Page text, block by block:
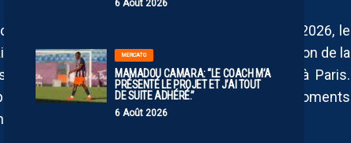
6 Août 2026
MERCATO
MAMADOU CAMARA: “LE COACH M’A
PRÉSENTÉ LE PROJET ET J’AI TOUT
DE SUITE ADHÉRÉ.”
6 Août 2026
des trophées UNFP du lundi 11 mai 2026, le
sera à l’honneur le lundi 18 mai 2026 à l’occasion de la
LFFP, organisée au Pavillon Gabriel à Paris.
les meilleures joueuses et les moments
2026 d’Arkema Première Ligue.